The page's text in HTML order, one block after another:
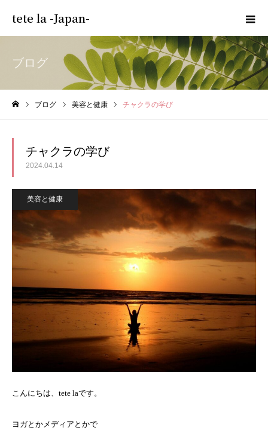
tete la -Japan-
ブログ
ブログ 美容と健康 チャクラの学び
チャクラの学び
2024.04.14
美容と健康
こんにちは、tete laです。
ヨガとかメディアとかで